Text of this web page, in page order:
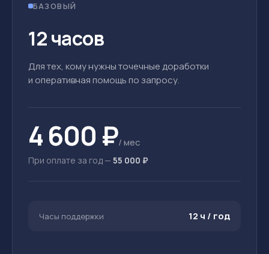
БАЗОВЫЙ
12 часов
Для тех, кому нужны точечные доработки
и оперативная помощь по запросу.
4 600 ₽/ мес
При оплате за год — 55 000 ₽
Часы поддержки 12 ч / год